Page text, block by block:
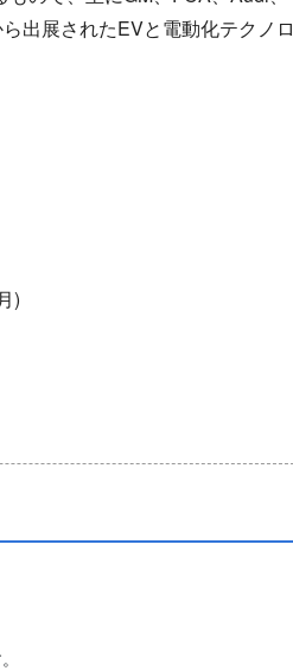
出展されたEVと電動化テクノロ
)